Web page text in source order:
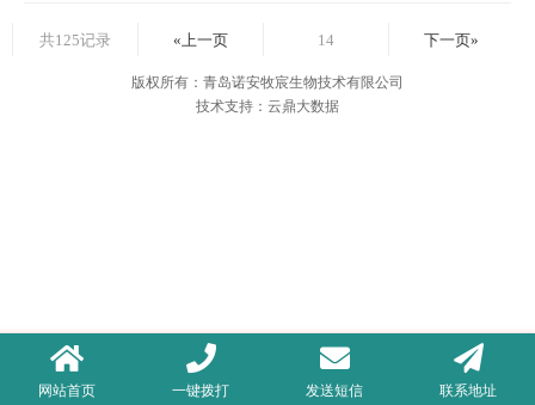
共125记录 «上一页 14 下一页»
版权所有：青岛诺安牧宸生物技术有限公司
技术支持：云鼎大数据
网站首页 一键拨打 发送短信 联系地址